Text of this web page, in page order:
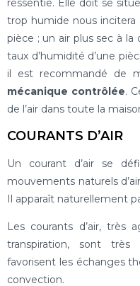
ressentie. Elle doit se
trop humide nous
pièce ; un air plus sec à
taux d’humidité d’une
il est recommandé de
mécanique contrôlée.
de l’air dans toute la
COURANTS D’AIR
Un courant d’air se
mouvements naturels
Il apparaît naturellement
Les courants d’air, très
transpiration, sont
favorisent les échanges
convection.